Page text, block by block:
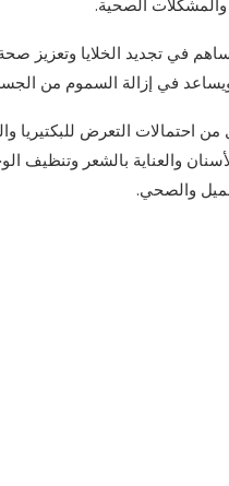
الصحية.
في تجديد الخلايا وتعزيز
في إزالة السموم من
احتمالات التعرض للبكتيريا
والعناية بالشعر وتنظيف
والصحي.